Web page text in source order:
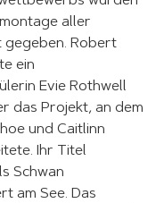
aller
gegeben. Robert
ein
Evie Rothwell
das Projekt, an dem
und Caitlinn
Ihr Titel
Schwan
am See. Das